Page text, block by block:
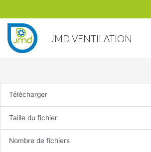
JMD VENTILATION
Télécharger
Taille du fichier
Nombre de fichiers